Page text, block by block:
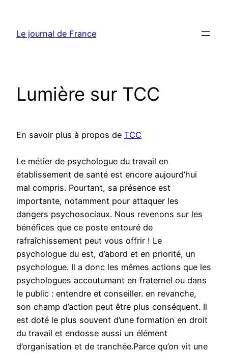
contenu
Le journal de France
Lumière sur TCC
En savoir plus à propos de TCC
Le métier de psychologue du travail en
établissement de santé est encore aujourd’hui
mal compris. Pourtant, sa présence est
importante, notamment pour attaquer les
dangers psychosociaux. Nous revenons sur les
bénéfices que ce poste entouré de
rafraîchissement peut vous offrir ! Le
psychologue du est, d’abord et en priorité, un
psychologue. Il a donc les mêmes actions que les
psychologues accoutumant en fraternel ou dans
le public : entendre et conseiller. en revanche,
son champ d’action peut être plus conséquent. Il
est doté le plus souvent d’une formation en droit
du travail et endosse aussi un élément
d’organisation et de tranchée.Parce qu’on vit une